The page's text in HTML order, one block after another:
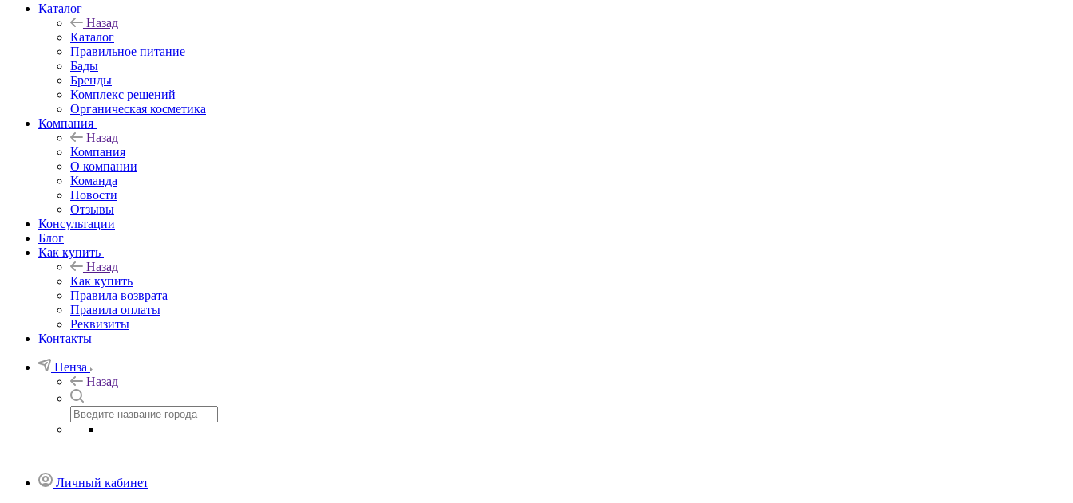
Каталог
Назад
Каталог
Правильное питание
Бады
Бренды
Комплекс решений
Органическая косметика
Компания
Назад
Компания
О компании
Команда
Новости
Отзывы
Консультации
Блог
Как купить
Назад
Как купить
Правила возврата
Правила оплаты
Реквизиты
Контакты
Пенза
Назад
Личный кабинет